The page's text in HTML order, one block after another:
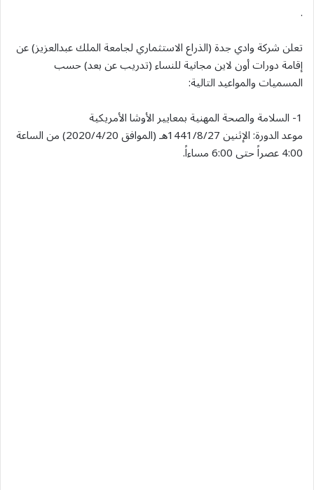
.
تعلن شركة وادي جدة (الذراع الاستثماري لجامعة الملك عبدالعزيز) عن
إقامة دورات أون لاين مجانية للنساء (تدريب عن بعد) حسب
المسميات والمواعيد التالية:
1- السلامة والصحة المهنية بمعايير الأوشا الأمريكية
موعد الدورة: الإثنين 1441/8/27هـ (الموافق 2020/4/20) من الساعة
4:00 عصراً حتى 6:00 مساءاً.